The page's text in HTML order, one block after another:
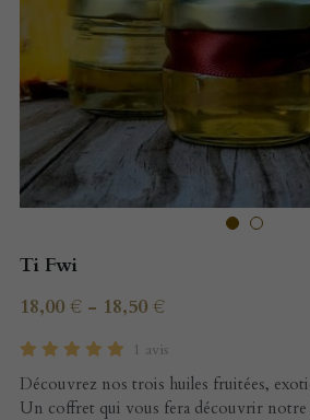
Ti Fwi
18,00 € - 18,50 €
1 avis
Découvrez nos trois huiles fruitées,
Un coffret qui vous fera découvrir notre